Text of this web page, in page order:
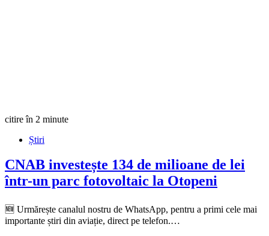
citire în 2 minute
Știri
CNAB investește 134 de milioane de lei
într-un parc fotovoltaic la Otopeni
🆕 Urmărește canalul nostru de WhatsApp, pentru a primi cele mai
importante știri din aviație, direct pe telefon.…